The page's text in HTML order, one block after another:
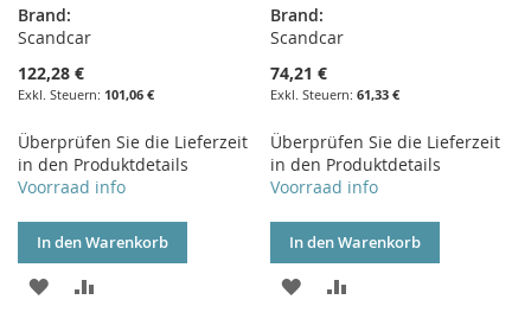
Brand:
Scandcar
122,28 €
101,06 €
Überprüfen Sie die Lieferzeit
in den Produktdetails
Voorraad info
In den Warenkorb
ZUR
Brand:
Scandcar
74,21 €
61,33 €
Überprüfen Sie die Lieferzeit
in den Produktdetails
Voorraad info
In den Warenkorb
ZUR